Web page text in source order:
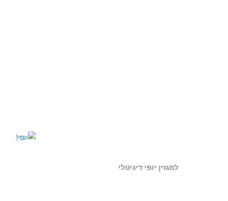
למגזין יופי דיגיטלי